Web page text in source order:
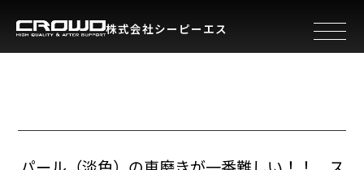
株式会社シーピーエス toggle